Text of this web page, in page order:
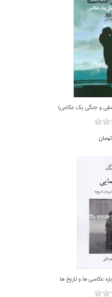
و جنگي يك عكاس)
عكاسي ها و تاريخ ها